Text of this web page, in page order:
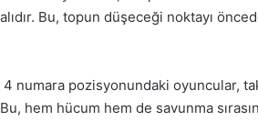
Bu, topun düşeceği noktayı
numara pozisyonundaki oyuncular,
hem hücum hem de savunma